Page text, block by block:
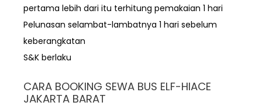
pertama lebih dari itu terhitung pemakaian 1 hari
Pelunasan selambat-lambatnya 1 hari sebelum
keberangkatan
S&K berlaku
CARA BOOKING SEWA BUS ELF-HIACE
JAKARTA BARAT